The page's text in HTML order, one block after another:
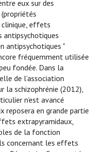
eux sur des
effets
antipsychotiques
antipsychotiques "
fréquemment utilisée
fondée. Dans la
de l’association
la schizophrénie (2012),
n’est avancé
reposera en grande partie
extrapyramidaux,
de la fonction
concernant les effets